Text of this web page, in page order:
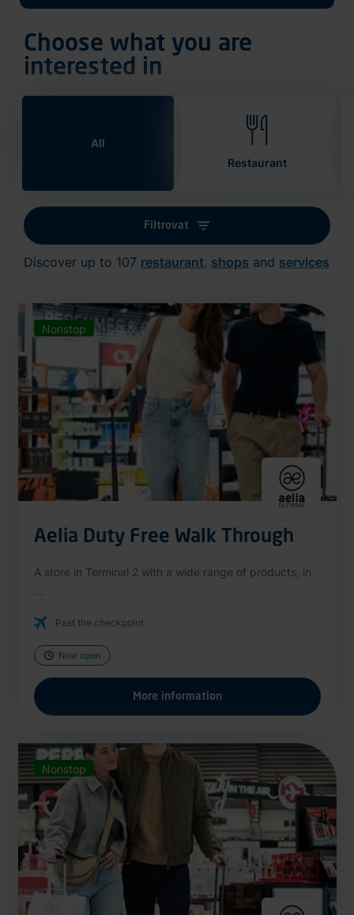
Choose what you are
interested in
All
Restaurant
Filtrovat
Discover up to 107 restaurant, shops and services
Nonstop
Aelia Duty Free Walk Through
A store in Terminal 2 with a wide range of products, in
Past the checkpoint
Now open
More information
Nonstop